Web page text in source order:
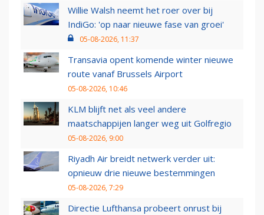
Willie Walsh neemt het roer over bij
IndiGo: 'op naar nieuwe fase van groei'
05-08-2026, 11:37
Transavia opent komende winter nieuwe
route vanaf Brussels Airport
05-08-2026, 10:46
KLM blijft net als veel andere
maatschappijen langer weg uit Golfregio
05-08-2026, 9:00
Riyadh Air breidt netwerk verder uit:
opnieuw drie nieuwe bestemmingen
05-08-2026, 7:29
Directie Lufthansa probeert onrust bij